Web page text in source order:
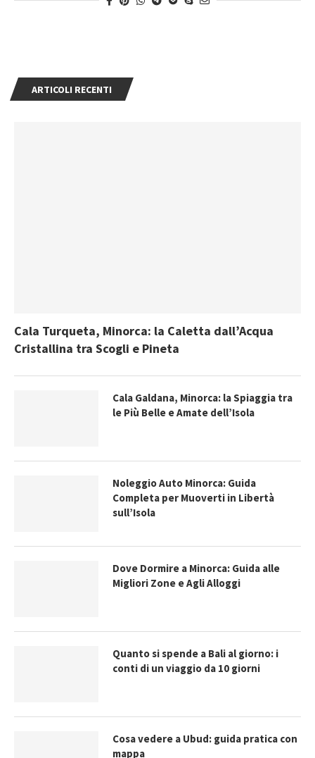
ARTICOLI RECENTI
Cala Turqueta, Minorca: la Caletta dall’Acqua
Cristallina tra Scogli e Pineta
Cala Galdana, Minorca: la Spiaggia tra
le Più Belle e Amate dell’Isola
Noleggio Auto Minorca: Guida
Completa per Muoverti in Libertà
sull’Isola
Dove Dormire a Minorca: Guida alle
Migliori Zone e Agli Alloggi
Quanto si spende a Bali al giorno: i
conti di un viaggio da 10 giorni
Cosa vedere a Ubud: guida pratica con
mappa